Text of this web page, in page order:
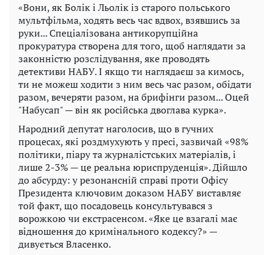
«Вони, як Болік і Льолік із старого польського
мультфільма, ходять весь час вдвох, взявшись за
руки... Спеціалізована антикорупційна
прокуратура створена для того, щоб наглядати за
законністю розслідування, яке проводять
детективи НАБУ. І якщо ти наглядаєш за кимось,
ти не можеш ходити з ним весь час разом, обідати
разом, вечеряти разом, на брифінги разом... Оцей
"Набусап" — він як російська двоглава курка».
Народний депутат наголосив, що в гучних
процесах, які роздмухують у пресі, зазвичай «98%
політики, піару та журналістських матеріалів, і
лише 2-3% — це реальна юриспруденція». Дійшло
до абсурду: у резонансній справі проти Офісу
Президента ключовим доказом НАБУ виставляє
той факт, що посадовець консультувався з
ворожкою чи екстрасенсом. «Яке це взагалі має
відношення до кримінального кодексу?» —
дивується Власенко.